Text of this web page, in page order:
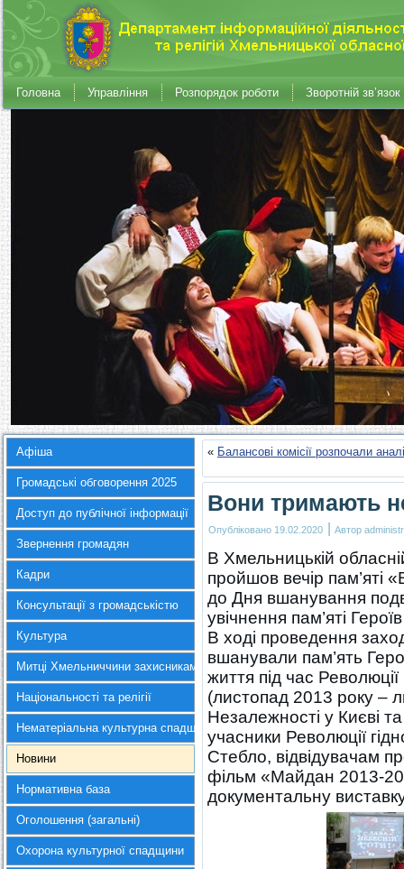
Головна Управління Розпорядок роботи Зворотній зв’язок
Афіша
Громадські обговорення 2025
Доступ до публічної інформації
Звернення громадян
Кадри
Консультації з громадськістю
Культура
Митці Хмельниччини захисникам України
Національності та релігії
Нематеріальна культурна спадщина
Новини
Нормативна база
Оголошення (загальні)
Охорона культурної спадщини
« Балансові комісії розпочали
Вони тримають
Опубліковано 19.02.2020 | Автор
В Хмельницькій
пройшов вечір пам’яті
до Дня вшанування
увічнення пам’яті
В ході проведення
вшанували пам’ять
життя під час
(листопад 2013 року –
Незалежності у Києві
учасники Революції
Стебло, відвідувачам
фільм «Майдан 2013-
документальну